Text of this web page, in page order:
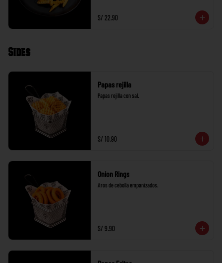
S/ 22.90
Sides
Papas rejilla
Papas rejilla con sal.
S/ 10.90
Onion Rings
Aros de cebolla empanizados.
S/ 9.90